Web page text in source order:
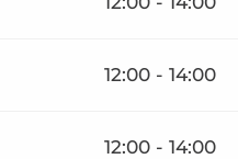
12:00 - 14:00
12:00 - 14:00